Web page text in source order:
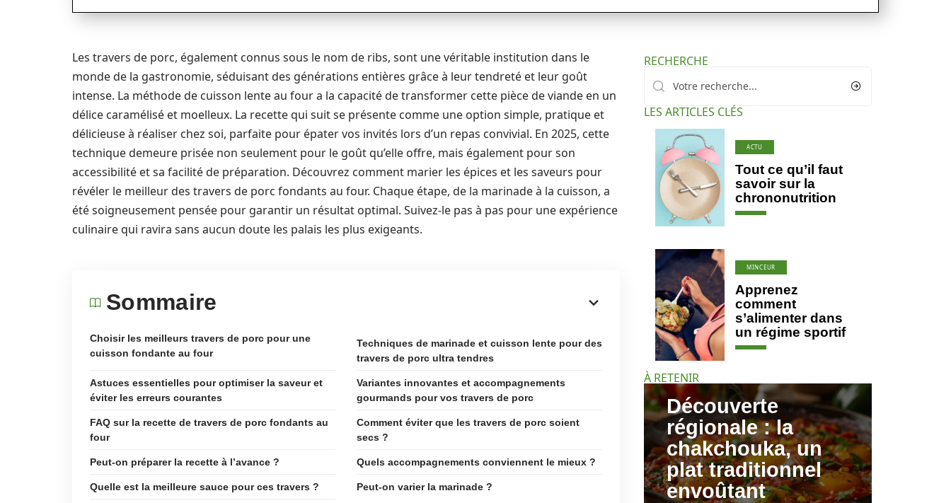
Les travers de porc, également connus sous le nom de ribs, sont une véritable institution dans le
monde de la gastronomie, séduisant des générations entières grâce à leur tendreté et leur goût
intense. La méthode de cuisson lente au four a la capacité de transformer cette pièce de viande en un
délice caramélisé et moelleux. La recette qui suit se présente comme une option simple, pratique et
délicieuse à réaliser chez soi, parfaite pour épater vos invités lors d’un repas convivial. En 2025, cette
technique demeure prisée non seulement pour le goût qu’elle offre, mais également pour son
accessibilité et sa facilité de préparation. Découvrez comment marier les épices et les saveurs pour
révéler le meilleur des travers de porc fondants au four. Chaque étape, de la marinade à la cuisson, a
été soigneusement pensée pour garantir un résultat optimal. Suivez-le pas à pas pour une expérience
culinaire qui ravira sans aucun doute les palais les plus exigeants.
Sommaire
Choisir les meilleurs travers de porc pour une
cuisson fondante au four
Techniques de marinade et cuisson lente pour des
travers de porc ultra tendres
Astuces essentielles pour optimiser la saveur et
éviter les erreurs courantes
Variantes innovantes et accompagnements
gourmands pour vos travers de porc
FAQ sur la recette de travers de porc fondants au
four
Comment éviter que les travers de porc soient
secs ?
Peut-on préparer la recette à l’avance ? Quels accompagnements conviennent le mieux ?
Quelle est la meilleure sauce pour ces travers ? Peut-on varier la marinade ?
RECHERCHE
LES ARTICLES CLÉS
ACTU
Tout ce qu’il faut
savoir sur la
chrononutrition
MINCEUR
Apprenez
comment
s’alimenter dans
un régime sportif
À RETENIR
Découverte
régionale : la
chakchouka, un
plat traditionnel
envoûtant